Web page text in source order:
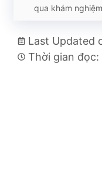
qua khám
Last Updated
Thời gian